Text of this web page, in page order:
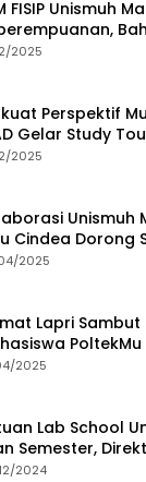
FISIP Unismuh
Budaya Lokal
2025
Perspektif
Gelar Study
2025
Unismuh
Cindea Dorong
2025
Lapri
PoltekMu
2025
Lab School
Semester,
Pembelajaran
2024